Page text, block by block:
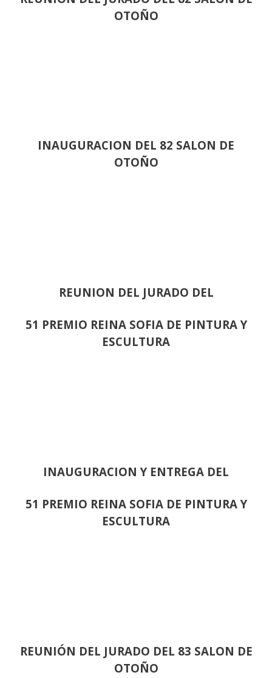
OTOÑO
INAUGURACION DEL 82 SALON DE
OTOÑO
REUNION DEL JURADO DEL
51 PREMIO REINA SOFIA DE PINTURA Y
ESCULTURA
INAUGURACION Y ENTREGA DEL
51 PREMIO REINA SOFIA DE PINTURA Y
ESCULTURA
REUNIÓN DEL JURADO DEL 83 SALON DE
OTOÑO